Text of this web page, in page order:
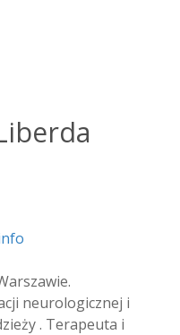
neurologicznej i
. Terapeuta i